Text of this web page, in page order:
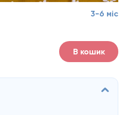
3-6 міс
В кошик